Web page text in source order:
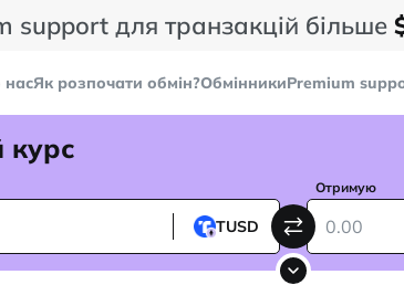
support для транзакцій більше
насЯк розпочати обмін?ОбмінникиPremium
курс
TUSD
Отримую